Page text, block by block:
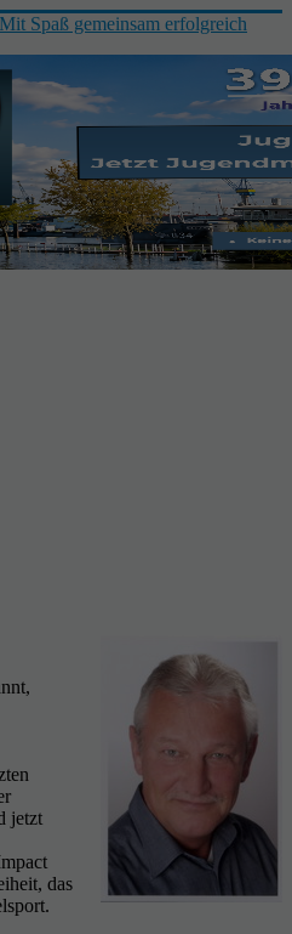
Spaß gemeinsam erfolgreich
jetzt
das